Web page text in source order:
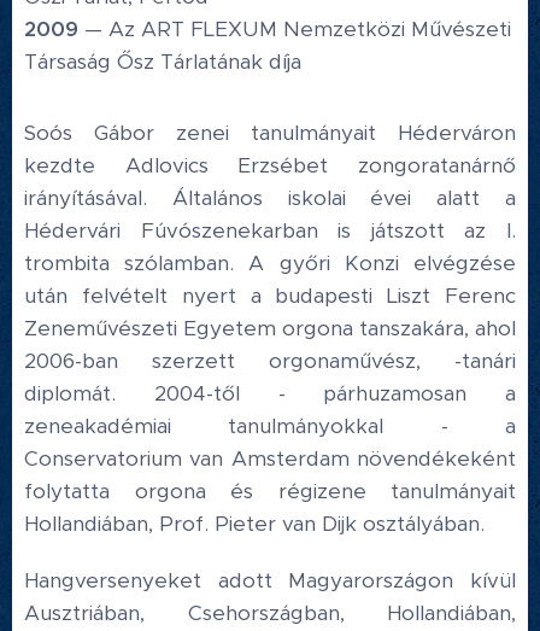
2009 — Az ART FLEXUM Nemzetközi Művészeti
Társaság Ősz Tárlatának díja
Soós Gábor zenei tanulmányait Héderváron
kezdte Adlovics Erzsébet zongoratanárnő
irányításával. Általános iskolai évei alatt a
Hédervári Fúvószenekarban is játszott az I.
trombita szólamban. A győri Konzi elvégzése
után felvételt nyert a budapesti Liszt Ferenc
Zeneművészeti Egyetem orgona tanszakára, ahol
2006-ban szerzett orgonaművész, -tanári
diplomát. 2004-től - párhuzamosan a
zeneakadémiai tanulmányokkal - a
Conservatorium van Amsterdam növendékeként
folytatta orgona és régizene tanulmányait
Hollandiában, Prof. Pieter van Dijk osztályában.
Hangversenyeket adott Magyarországon kívül
Ausztriában, Csehországban, Hollandiában,